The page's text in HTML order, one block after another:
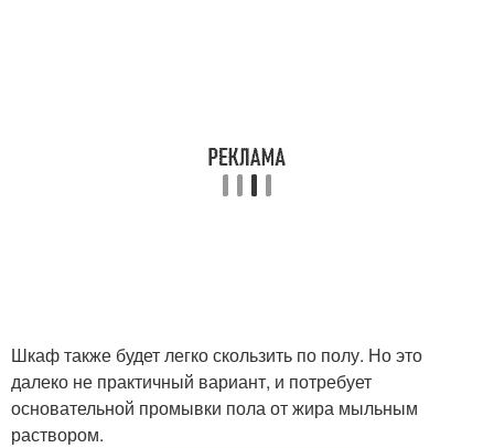
Шкаф также будет легко скользить по полу. Но это
далеко не практичный вариант, и потребует
основательной промывки пола от жира мыльным
раствором.